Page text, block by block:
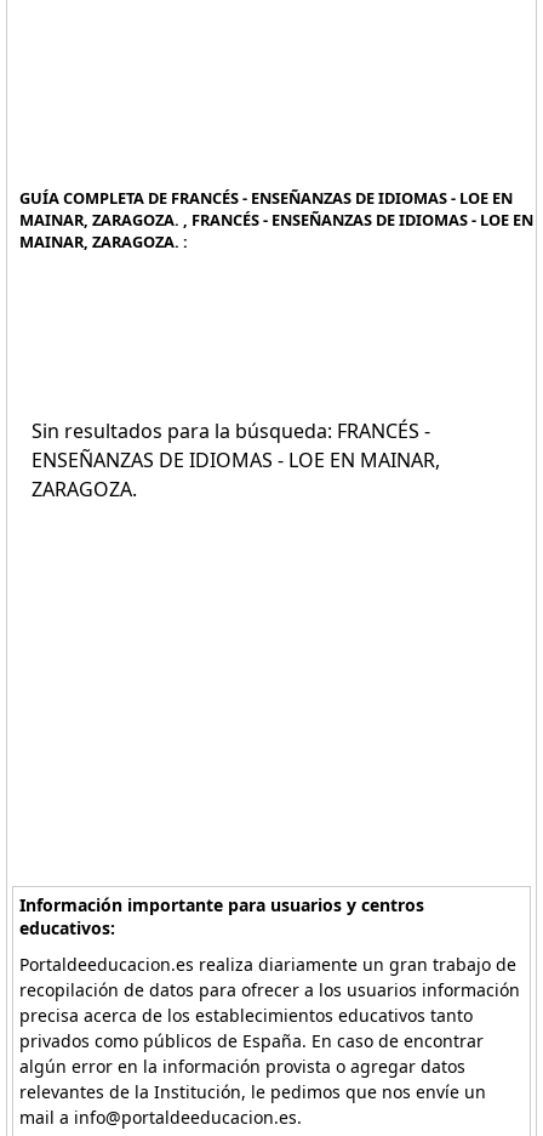
GUÍA COMPLETA DE FRANCÉS - ENSEÑANZAS DE IDIOMAS - LOE EN
MAINAR, ZARAGOZA. , FRANCÉS - ENSEÑANZAS DE IDIOMAS - LOE EN
MAINAR, ZARAGOZA. :
Sin resultados para la búsqueda: FRANCÉS -
ENSEÑANZAS DE IDIOMAS - LOE EN MAINAR,
ZARAGOZA.
Información importante para usuarios y centros
educativos:
Portaldeeducacion.es realiza diariamente un gran trabajo de
recopilación de datos para ofrecer a los usuarios información
precisa acerca de los establecimientos educativos tanto
privados como públicos de España. En caso de encontrar
algún error en la información provista o agregar datos
relevantes de la Institución, le pedimos que nos envíe un
mail a info@portaldeeducacion.es.